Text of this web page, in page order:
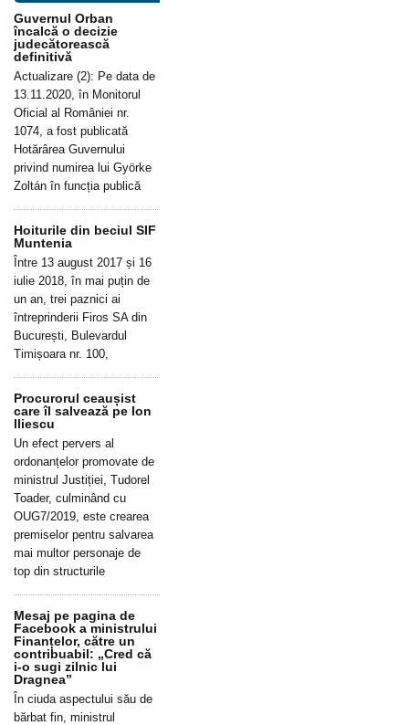
Guvernul Orban
încalcă o decizie
judecătorească
definitivă
Actualizare (2): Pe data de
13.11.2020, în Monitorul
Oficial al României nr.
1074, a fost publicată
Hotărârea Guvernului
privind numirea lui Györke
Zoltán în funcția publică
Hoiturile din beciul SIF
Muntenia
Între 13 august 2017 și 16
iulie 2018, în mai puțin de
un an, trei paznici ai
întreprinderii Firos SA din
București, Bulevardul
Timișoara nr. 100,
Procurorul ceaușist
care îl salvează pe Ion
Iliescu
Un efect pervers al
ordonanțelor promovate de
ministrul Justiției, Tudorel
Toader, culminând cu
OUG7/2019, este crearea
premiselor pentru salvarea
mai multor personaje de
top din structurile
Mesaj pe pagina de
Facebook a ministrului
Finanțelor, către un
contribuabil: „Cred că
i-o sugi zilnic lui
Dragnea”
În ciuda aspectului său de
bărbat fin, ministrul